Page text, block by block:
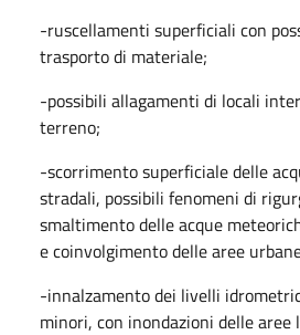
-ruscellamenti superficiali con
trasporto di materiale;
-possibili allagamenti di locali
terreno;
-scorrimento superficiale delle
stradali, possibili fenomeni di
smaltimento delle acque
e coinvolgimento delle aree
-innalzamento dei livelli
minori, con inondazioni delle